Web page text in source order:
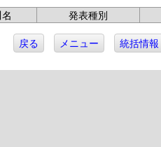
発表種別
戻る メニュー 統括情報